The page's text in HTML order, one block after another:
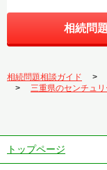
相続問
相続問題相談ガイド
三重県のセンチュ
トップページ